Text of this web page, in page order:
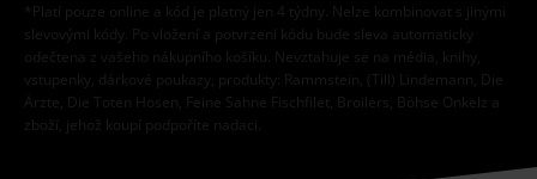
*Platí pouze online a kód je platný jen 4 týdny. Nelze kombinovat s jinými
slevovými kódy. Po vložení a potvrzení kódu bude sleva automaticky
odečtena z vašeho nákupního košíku. Nevztahuje se na média, knihy,
vstupenky, dárkové poukazy, produkty: Rammstein, (Till) Lindemann, Die
Ärzte, Die Toten Hosen, Feine Sahne Fischfilet, Broilers, Böhse Onkelz a
zboží, jehož koupí podpoříte nadaci.